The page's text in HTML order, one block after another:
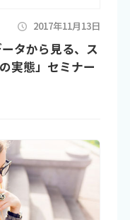
2017年11月13日
タから見る、ス
実態」セミナー